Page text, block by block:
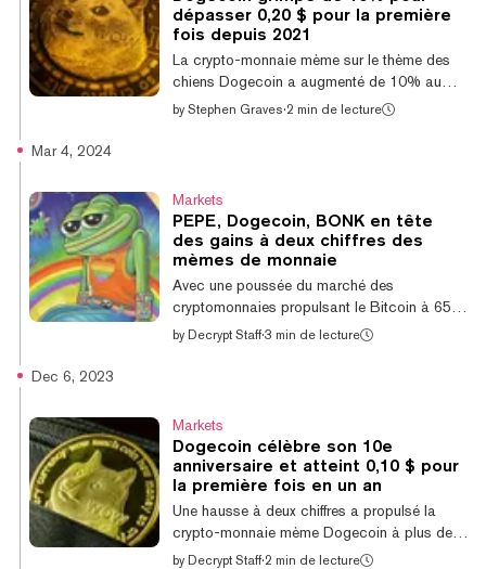
échangée sur le marché secondaire avec un
volume total d'échanges de 80 142 DOGE,
soit près de 15 000 $ de valeur. Le prix
plancher actuel pour un Doge Runestone e...
dépasser 0,20 $ pour la première
fois depuis 2021
La crypto-monnaie mème sur le thème des
chiens Dogecoin a augmenté de 10% au
cours de la dernière journée, reprenant 0,20 $
CoinGecko. La dernière fois que la
cryptomonnaie a atteint 0,20 $ était le 4
décembre 2021, selon le suivi des prix des
cryptomonnaies. Cela reste bien en deçà de
son prix record de 0,73 $, atteint en mai d...
by Stephen Graves·2 min de lecture
Mar 4, 2024
Markets
PEPE, Dogecoin, BONK en tête
des gains à deux chiffres des
mèmes de monnaie
Avec une poussée du marché des
cryptomonnaies propulsant le Bitcoin à 65
000 $, à seulement 6% en dessous de son
coins figurant dans le top 100 des
cryptocurrencies par capitalisation boursière,
la grenouille PEPE mène la charge, en
hausse de 35,6 % au cours des dernières 24
heures et de 421,8 % au cours des sept
derniers jours. Cela suff...
by Decrypt Staff·3 min de lecture
Dec 6, 2023
Markets
Dogecoin célèbre son 10e
anniversaire et atteint 0,10 $ pour
la première fois en un an
Une hausse à deux chiffres a propulsé la
crypto-monnaie mème Dogecoin à plus de
0,10 $ pour la première fois en un an. Le prix
by Decrypt Staff·2 min de lecture